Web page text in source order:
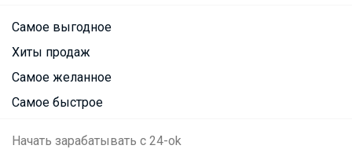
Самое выгодное
Хиты продаж
Самое желанное
Самое быстрое
Начать зарабатывать с 24-ok